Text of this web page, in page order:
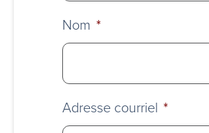
Nom *
Adresse courriel *